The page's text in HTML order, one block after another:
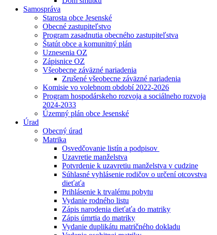
Samospráva
Starosta obce Jesenské
Obecné zastupiteľstvo
Program zasadnutia obecného zastupiteľstva
Štatút obce a komunitný plán
Uznesenia OZ
Zápisnice OZ
Všeobecne záväzné nariadenia
Zrušené všeobecne záväzné nariadenia
Komisie vo volebnom období 2022-2026
Program hospodárskeho rozvoja a sociálneho rozvoja
2024-2033
Územný plán obce Jesenské
Úrad
Obecný úrad
Matrika
Osvedčovanie listín a podpisov
Uzavretie manželstva
Potvrdenie k uzavretiu manželstva v cudzine
Súhlasné vyhlásenie rodičov o určení otcovstva
dieťaťa
Prihlásenie k trvalému pobytu
Vydanie rodného listu
Zápis narodenia dieťaťa do matriky
Zápis úmrtia do matriky
Vydanie duplikátu matričného dokladu